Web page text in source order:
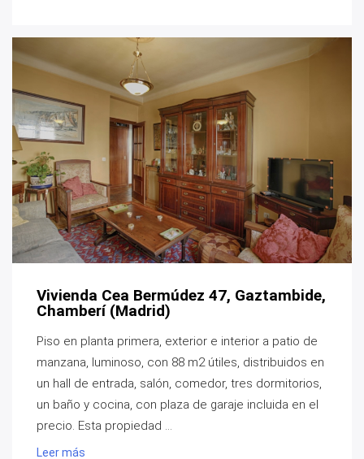
Vivienda Cea Bermúdez 47, Gaztambide,
Chamberí (Madrid)
Piso en planta primera, exterior e interior a patio de
manzana, luminoso, con 88 m2 útiles, distribuidos en
un hall de entrada, salón, comedor, tres dormitorios,
un baño y cocina, con plaza de garaje incluida en el
precio. Esta propiedad ...
Leer más